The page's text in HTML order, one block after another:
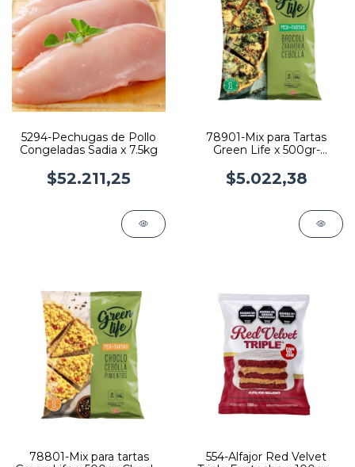
5294-Pechugas de Pollo
Congeladas Sadia x 7.5kg
$52.211,25
78901-Mix para Tartas
Green Life x 500gr-
Cebolla
$5.022,38
78801-Mix para tartas
554-Alfajor Red Velvet